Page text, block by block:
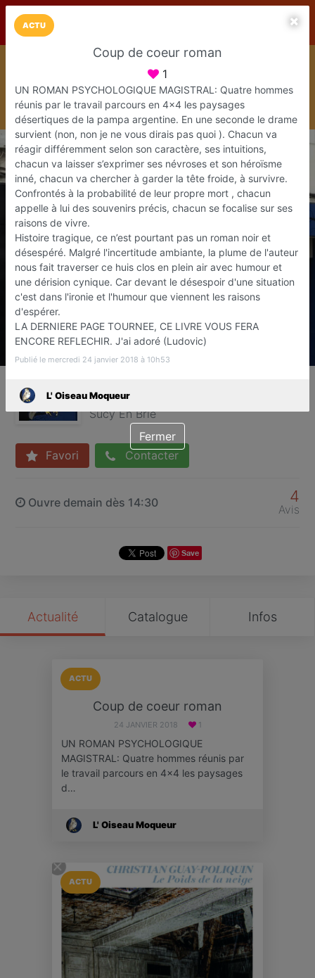
LaCarte Play Store
Installez l'App LaCarte
Téléchargez gratuitement l'app LaCarte pour suivre vos
commerces favoris et ne rien rater !
Télécharger Plus tard
Librairie
Sucy En Brie
Favori Contacter
Ouvre demain dès 14:30 4
Avis
Save
Actualité Catalogue Infos
ACTU
Coup de coeur roman
24 JANVIER 2018 1
UN ROMAN PSYCHOLOGIQUE
MAGISTRAL: Quatre hommes réunis par
le travail parcours en 4x4 les paysages
d…
L' Oiseau Moqueur
ACTU
ACTU
Coup de coeur roman
1
UN ROMAN PSYCHOLOGIQUE MAGISTRAL: Quatre hommes
réunis par le travail parcours en 4x4 les paysages
désertiques de la pampa argentine. En une seconde le drame
survient (non, non je ne vous dirais pas quoi ). Chacun va
réagir différemment selon son caractère, ses intuitions,
chacun va laisser s’exprimer ses névroses et son héroïsme
inné, chacun va chercher à garder la tête froide, à survivre.
Confrontés à la probabilité de leur propre mort , chacun
appelle à lui des souvenirs précis, chacun se focalise sur ses
raisons de vivre.
Histoire tragique, ce n’est pourtant pas un roman noir et
désespéré. Malgré l'incertitude ambiante, la plume de l'auteur
nous fait traverser ce huis clos en plein air avec humour et
une dérision cynique. Car devant le désespoir d'une situation
c'est dans l'ironie et l'humour que viennent les raisons
d'espérer.
LA DERNIERE PAGE TOURNEE, CE LIVRE VOUS FERA
ENCORE REFLECHIR. J'ai adoré (Ludovic)
Publié le mercredi 24 janvier 2018 à 10h53
L' Oiseau Moqueur
Fermer